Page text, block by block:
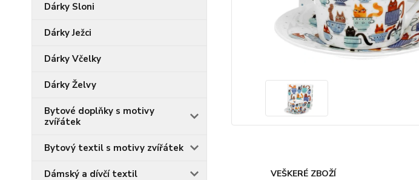
Dárky Sloni
Dárky Ježci
Dárky Včelky
Dárky Želvy
Bytové doplňky s motivy
zvířátek
Bytový textil s motivy zvířátek
Dámský a dívčí textil
VEŠKERÉ ZBOŽÍ